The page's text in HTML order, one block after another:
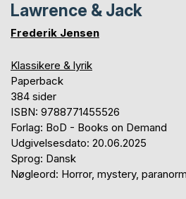
Lawrence & Jack
Frederik Jensen
Klassikere & lyrik
Paperback
384 sider
ISBN: 9788771455526
Forlag: BoD - Books on Demand
Udgivelsesdato: 20.06.2025
Sprog: Dansk
Nøgleord: Horror, mystery,